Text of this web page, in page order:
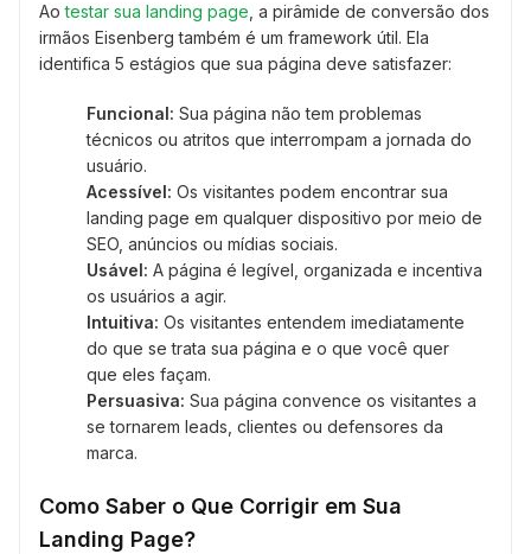
Aotestar sua landing page , a pirâmide de conversão dos
irmãos Eisenberg também é um framework útil. Ela
identifica 5 estágios que sua página deve satisfazer:
Funcional: Sua página não tem problemas
técnicos ou atritos que interrompam a jornada do
usuário.
Acessível: Os visitantes podem encontrar sua
landing page em qualquer dispositivo por meio de
SEO, anúncios ou mídias sociais.
Usável: A página é legível, organizada e incentiva
os usuários a agir.
Intuitiva: Os visitantes entendem imediatamente
do que se trata sua página e o que você quer
que eles façam.
Persuasiva: Sua página convence os visitantes a
se tornarem leads, clientes ou defensores da
marca.
Como Saber o Que Corrigir em Sua
Landing Page?